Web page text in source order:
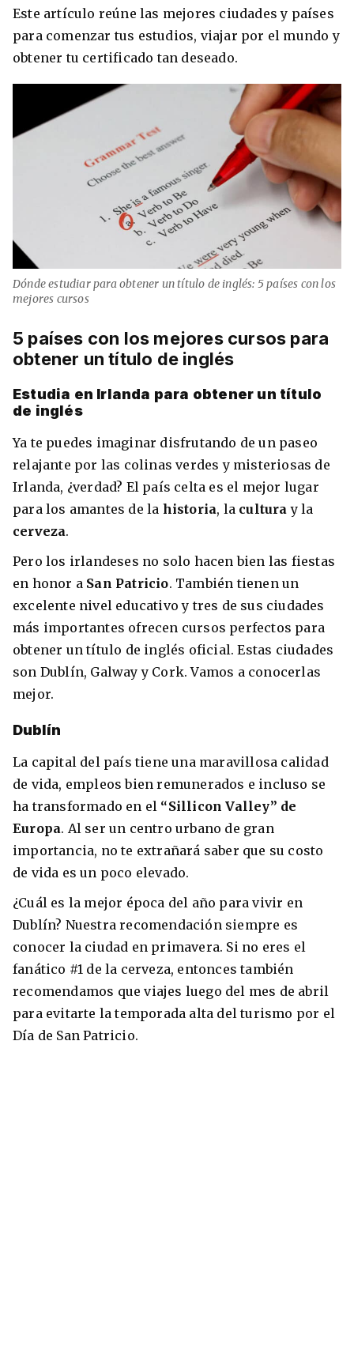
Este artículo reúne las mejores ciudades y países
para comenzar tus estudios, viajar por el mundo y
obtener tu certificado tan deseado.
Dónde estudiar para obtener un título de inglés: 5 países con los
mejores cursos
5 países con los mejores cursos para
obtener un título de inglés
Estudia en Irlanda para obtener un título
de inglés
Ya te puedes imaginar disfrutando de un paseo
relajante por las colinas verdes y misteriosas de
Irlanda, ¿verdad? El país celta es el mejor lugar
para los amantes de la historia, la culturay la
cerveza.
Pero los irlandeses no solo hacen bien las fiestas
en honor a San Patricio. También tienen un
excelente nivel educativo y tres de sus ciudades
más importantes ofrecen cursos perfectos para
obtener un título de inglés oficial. Estas ciudades
son Dublín, Galway y Cork. Vamos a conocerlas
mejor.
Dublín
La capital del país tiene una maravillosa calidad
de vida, empleos bien remunerados e incluso se
ha transformado en el “Sillicon Valley” de
Europa. Al ser un centro urbano de gran
importancia, no te extrañará saber que su costo
de vida es un poco elevado.
¿Cuál es la mejor época del año para vivir en
Dublín? Nuestra recomendación siempre es
conocer la ciudad en primavera. Si no eres el
fanático #1 de la cerveza, entonces también
recomendamos que viajes luego del mes de abril
para evitarte la temporada alta del turismo por el
Día de San Patricio.